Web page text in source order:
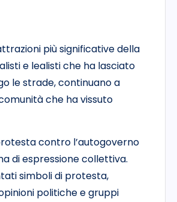
più significative della
e lealisti che ha lasciato
le strade, continuano a
che ha vissuto
contro l’autogoverno
di espressione collettiva.
simboli di protesta,
politiche e gruppi